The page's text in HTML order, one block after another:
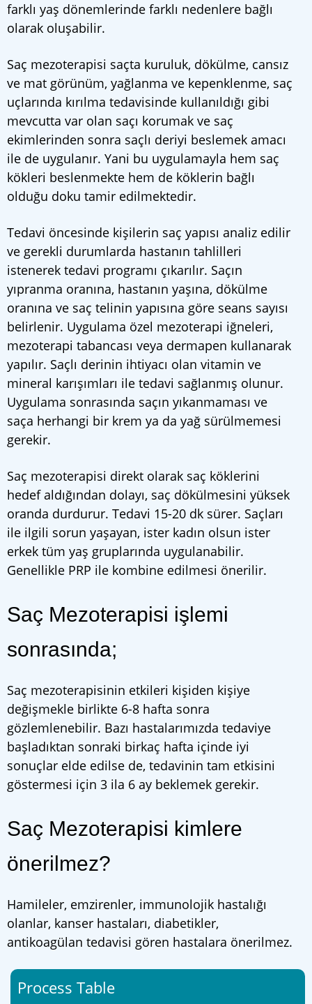
farklı yaş dönemlerinde farklı nedenlere bağlı
olarak oluşabilir.
Saç mezoterapisi saçta kuruluk, dökülme, cansız
ve mat görünüm, yağlanma ve kepenklenme, saç
uçlarında kırılma tedavisinde kullanıldığı gibi
mevcutta var olan saçı korumak ve saç
ekimlerinden sonra saçlı deriyi beslemek amacı
ile de uygulanır. Yani bu uygulamayla hem saç
kökleri beslenmekte hem de köklerin bağlı
olduğu doku tamir edilmektedir.
Tedavi öncesinde kişilerin saç yapısı analiz edilir
ve gerekli durumlarda hastanın tahlilleri
istenerek tedavi programı çıkarılır. Saçın
yıpranma oranına, hastanın yaşına, dökülme
oranına ve saç telinin yapısına göre seans sayısı
belirlenir. Uygulama özel mezoterapi iğneleri,
mezoterapi tabancası veya dermapen kullanarak
yapılır. Saçlı derinin ihtiyacı olan vitamin ve
mineral karışımları ile tedavi sağlanmış olunur.
Uygulama sonrasında saçın yıkanmaması ve
saça herhangi bir krem ya da yağ sürülmemesi
gerekir.
Saç mezoterapisi direkt olarak saç köklerini
hedef aldığından dolayı, saç dökülmesini yüksek
oranda durdurur. Tedavi 15-20 dk sürer. Saçları
ile ilgili sorun yaşayan, ister kadın olsun ister
erkek tüm yaş gruplarında uygulanabilir.
Genellikle PRP ile kombine edilmesi önerilir.
Saç Mezoterapisi işlemi
sonrasında;
Saç mezoterapisinin etkileri kişiden kişiye
değişmekle birlikte 6-8 hafta sonra
gözlemlenebilir. Bazı hastalarımızda tedaviye
başladıktan sonraki birkaç hafta içinde iyi
sonuçlar elde edilse de, tedavinin tam etkisini
göstermesi için 3 ila 6 ay beklemek gerekir.
Saç Mezoterapisi kimlere
önerilmez?
Hamileler, emzirenler, immunolojik hastalığı
olanlar, kanser hastaları, diabetikler,
antikoagülan tedavisi gören hastalara önerilmez.
Process Table